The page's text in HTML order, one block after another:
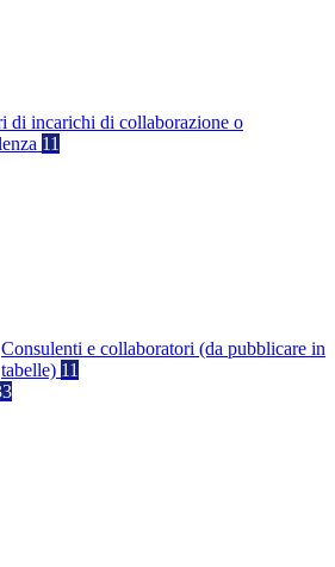
di incarichi di collaborazione o
11
Consulenti e collaboratori (da pubblicare in
tabelle) 11